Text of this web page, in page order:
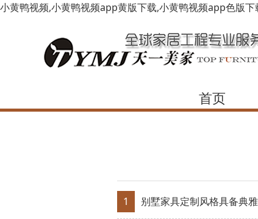
小黄鸭视频,小黄鸭视频app黄版下载,小黄鸭视频app色版
首页
1 别墅家具定制风格具备典